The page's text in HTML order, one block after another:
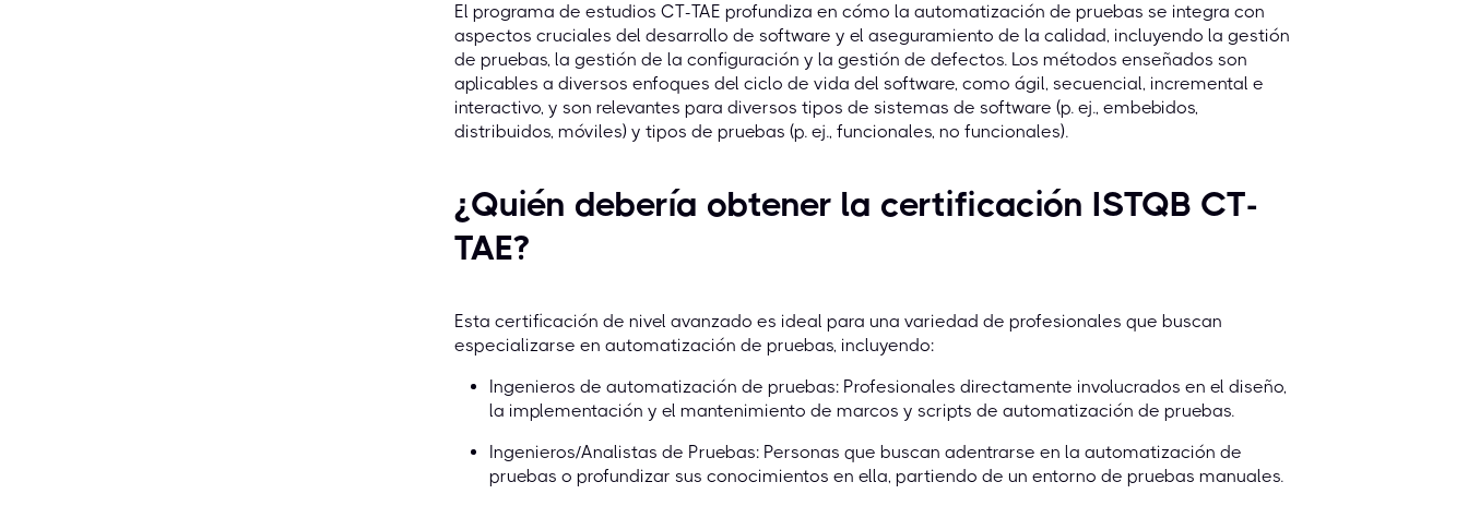
El programa de estudios CT-TAE profundiza en cómo la automatización de pruebas se integra con
aspectos cruciales del desarrollo de software y el aseguramiento de la calidad, incluyendo la gestión
de pruebas, la gestión de la configuración y la gestión de defectos. Los métodos enseñados son
aplicables a diversos enfoques del ciclo de vida del software, como ágil, secuencial, incremental e
interactivo, y son relevantes para diversos tipos de sistemas de software (p. ej., embebidos,
distribuidos, móviles) y tipos de pruebas (p. ej., funcionales, no funcionales).
¿Quién debería obtener la certificación ISTQB CT-
TAE?
Esta certificación de nivel avanzado es ideal para una variedad de profesionales que buscan
especializarse en automatización de pruebas, incluyendo:
Ingenieros de automatización de pruebas: Profesionales directamente involucrados en el diseño,
la implementación y el mantenimiento de marcos y scripts de automatización de pruebas.
Ingenieros/Analistas de Pruebas: Personas que buscan adentrarse en la automatización de
pruebas o profundizar sus conocimientos en ella, partiendo de un entorno de pruebas manuales.